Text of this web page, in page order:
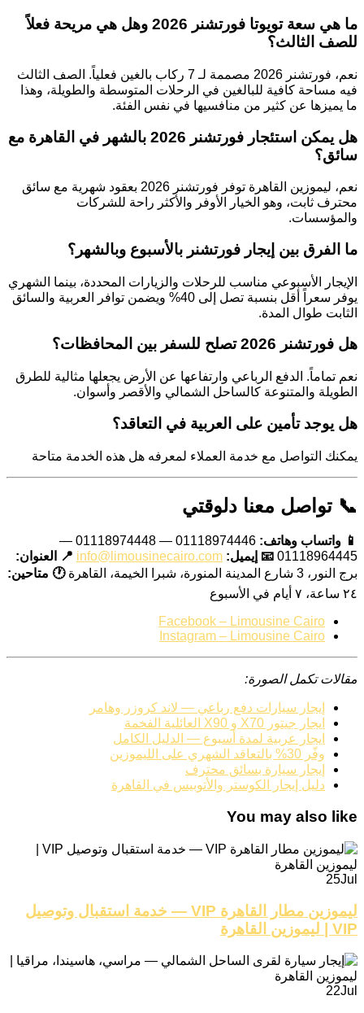
ما هي سعة تويوتا فورتشنر 2026 وهل هي مريحة فعلاً
للصف الثالث؟
نعم، فورتشنر 2026 مصممة لـ 7 ركاب بالغين فعلياً. الصف الثالث
فيه مساحة كافية للبالغين في الرحلات المتوسطة والطويلة، وهذا
ما يميزها عن كثير من منافسيها في نفس الفئة.
هل يمكن استئجار فورتشنر 2026 بالشهر في القاهرة مع
سائق؟
نعم، ليموزين القاهرة توفر فورتشنر 2026 بعقود شهرية مع سائق
محترف ثابت، وهو الخيار الأوفر والأكثر راحة للشركات
والمؤسسات.
ما الفرق بين إيجار فورتشنر بالأسبوع وبالشهر؟
الإيجار الأسبوعي مناسب للرحلات والزيارات المحددة، بينما الشهري
يوفر سعراً أقل بنسبة تصل إلى 40% ويضمن توافر العربية والسائق
الثابت طوال المدة.
هل فورتشنر 2026 تصلح للسفر بين المحافظات؟
نعم تماماً. الدفع الرباعي وارتفاعها عن الأرض يجعلها مثالية للطرق
الطويلة والمتنوعة كالساحل الشمالي والأقصر وأسوان.
هل يوجد تأمين على العربية في التعاقد؟
يمكنك التواصل مع خدمة العملاء لمعرفه هل هذه الخدمة متاحة
📞 تواصل معنا دلوقتي
📱 واتساب وهاتف:
01118974446 — 01118974448 —
01118964445 📧 إيميل: info@limousinecairo.com 📍 العنوان:
برج النور، 3 شارع المدينة المنورة، شبرا الخيمة، القاهرة
🕐 متاحين:
٢٤ ساعة، ٧ أيام في الأسبوع
Facebook – Limousine Cairo
Instagram – Limousine Cairo
مقالات تكمل الصورة:
إيجار سيارات دفع رباعي — لاند كروزر وهامر
ايجار جيتور X70 و X90 العائلية الفخمة
ايجار عربية لمدة أسبوع — الدليل الكامل
وفّر 30% بالتعاقد الشهري على الليموزين
إيجار سيارة بسائق محترف
دليل إيجار الكوستر والأتوبيس في القاهرة
You may also like
25Jul
ليموزين مطار القاهرة VIP — خدمة استقبال وتوصيل
VIP | ليموزين القاهرة
22Jul